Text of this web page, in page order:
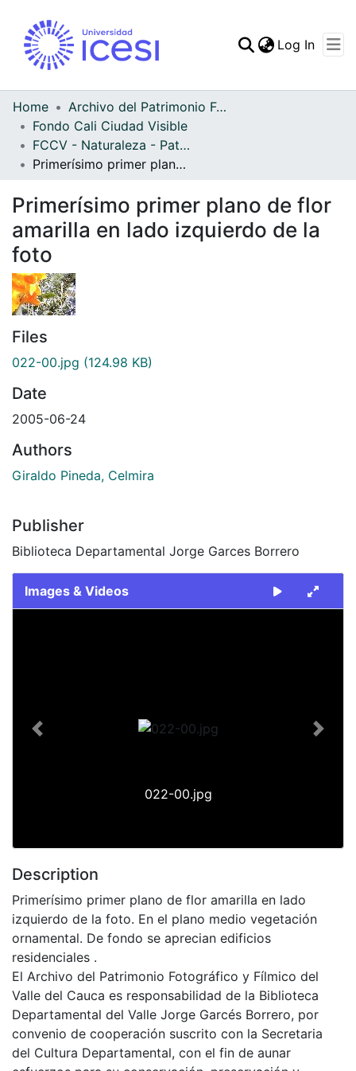
Log In
Home
Archivo del Patrimonio Fotográfico y Fílmico del Valle del Cauca
Fondo Cali Ciudad Visible
FCCV - Naturaleza - Patrimonial
Primerísimo primer plano de flor amarilla en lado izquierdo de la foto
Primerísimo primer plano de flor
amarilla en lado izquierdo de la
foto
Files
022-00.jpg (124.98 KB)
Date
2005-06-24
Authors
Giraldo Pineda, Celmira
Publisher
Biblioteca Departamental Jorge Garces Borrero
Images & Videos
022-00.jpg
Previous Next
Description
Primerísimo primer plano de flor amarilla en lado
izquierdo de la foto. En el plano medio vegetación
ornamental. De fondo se aprecian edificios
residenciales .
El Archivo del Patrimonio Fotográfico y Fílmico del
Valle del Cauca es responsabilidad de la Biblioteca
Departamental del Valle Jorge Garcés Borrero, por
convenio de cooperación suscrito con la Secretaria
del Cultura Departamental, con el fin de aunar